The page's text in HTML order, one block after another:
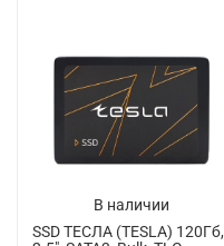
В наличии
SSD ТЕСЛА (TESLA) 120Гб,